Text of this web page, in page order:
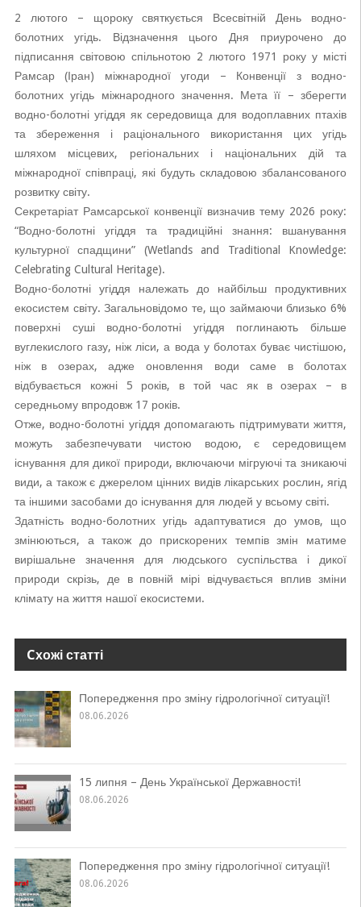
2 лютого – щороку святкується Всесвітній День водно-
болотних угідь. Відзначення цього Дня приурочено до
підписання світовою спільнотою 2 лютого 1971 року у місті
Рамсар (Іран) міжнародної угоди – Конвенції з водно-
болотних угідь міжнародного значення. Мета її – зберегти
водно-болотні угіддя як середовища для водоплавних птахів
та збереження і раціонального використання цих угідь
шляхом місцевих, регіональних і національних дій та
міжнародної співпраці, які будуть складовою збалансованого
розвитку світу.
Секретаріат Рамсарської конвенції визначив тему 2026 року:
“Водно-болотні угіддя та традиційні знання: вшанування
культурної спадщини” (Wetlands and Traditional Knowledge:
Celebrating Cultural Heritage).
Водно-болотні угіддя належать до найбільш продуктивних
екосистем світу. Загальновідомо те, що займаючи близько 6%
поверхні суші водно-болотні угіддя поглинають більше
вуглекислого газу, ніж ліси, а вода у болотах буває чистішою,
ніж в озерах, адже оновлення води саме в болотах
відбувається кожні 5 років, в той час як в озерах – в
середньому впродовж 17 років.
Отже, водно-болотні угіддя допомагають підтримувати життя,
можуть забезпечувати чистою водою, є середовищем
існування для дикої природи, включаючи мігруючі та зникаючі
види, а також є джерелом цінних видів лікарських рослин, ягід
та іншими засобами до існування для людей у всьому світі.
Здатність водно-болотних угідь адаптуватися до умов, що
змінюються, а також до прискорених темпів змін матиме
вирішальне значення для людського суспільства і дикої
природи скрізь, де в повній мірі відчувається вплив зміни
клімату на життя нашої екосистеми.
Cхожі статті
Попередження про зміну гідрологічної ситуації!
08.06.2026
15 липня – День Української Державності!
08.06.2026
Попередження про зміну гідрологічної ситуації!
08.06.2026